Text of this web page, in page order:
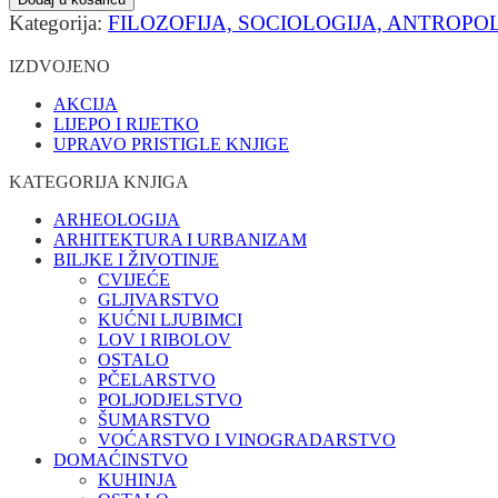
Kategorija: FILOZOFIJA, SOCIOLOGIJA,
IZDVOJENO
AKCIJA
LIJEPO I RIJETKO
UPRAVO PRISTIGLE KNJIGE
KATEGORIJA KNJIGA
ARHEOLOGIJA
ARHITEKTURA I URBANIZAM
BILJKE I ŽIVOTINJE
CVIJEĆE
GLJIVARSTVO
KUĆNI LJUBIMCI
LOV I RIBOLOV
OSTALO
PČELARSTVO
POLJODJELSTVO
ŠUMARSTVO
VOĆARSTVO I VINOGRADARSTVO
DOMAĆINSTVO
KUHINJA